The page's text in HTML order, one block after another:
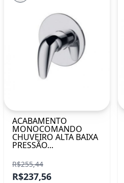
ACABAMENTO
MONOCOMANDO
CHUVEIRO ALTA BAIXA
PRESSÃO...
R$255,44
R$237,56